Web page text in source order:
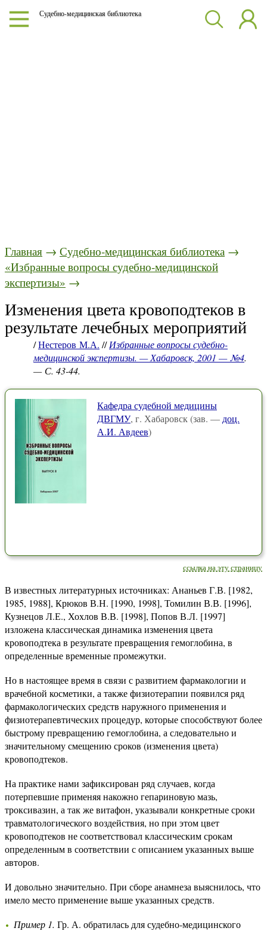
Судебно-медицинская библиотека
Главная → Судебно-медицинская библиотека →
«Избранные вопросы судебно-медицинской
экспертизы» →
Изменения цвета кровоподтеков в
результате лечебных мероприятий
/Нестеров М.А. //Избранные вопросы судебно-
медицинской экспертизы. — Хабаровск, 2001 — №4.
— С. 43-44.
Кафедра судебной медицины
ДВГМУ, г. Хабаровск (зав. — доц.
А.И. Авдеев)
ссылка на эту страницу
В известных литературных источниках: Ананьев Г.В. [1982,
1985, 1988], Крюков В.Н. [1990, 1998], Томилин В.В. [1996],
Кузнецов Л.Е., Хохлов В.В. [1998], Попов В.Л. [1997]
изложена классическая динамика изменения цвета
кровоподтека в результате превращения гемоглобина, в
определенные временные промежутки.
Но в настоящее время в связи с развитием фармакологии и
врачебной косметики, а также физиотерапии появился ряд
фармакологических средств наружного применения и
физиотерапевтических процедур, которые способствуют более
быстрому превращению гемоглобина, а следовательно и
значительному смещению сроков (изменения цвета)
кровоподтеков.
На практике нами зафиксирован ряд случаев, когда
потерпевшие применяя накожно гепариновую мазь,
троксивазин, а так же витафон, указывали конкретные сроки
травматологического воздействия, но при этом цвет
кровоподтеков не соответствовал классическим срокам
определенным в соответствии с описанием указанных выше
авторов.
И довольно значительно. При сборе анамнеза выяснилось, что
имело место применение выше указанных средств.
Пример 1. Гр. А. обратилась для судебно-медицинского